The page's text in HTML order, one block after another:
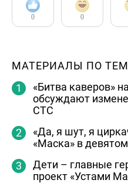
0 0
МАТЕРИАЛЫ ПО
«Битва каверов»
обсуждают
СТС
«Да, я шут, я
«Маска» в
Дети – главные
проект «Устами